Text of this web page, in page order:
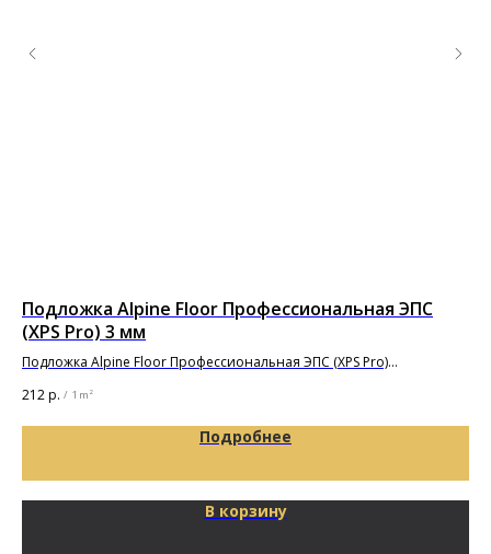
Подложка Alpine Floor Профессиональная ЭПС
(XPS Pro) 3 мм
Подложка Alpine Floor Профессиональная ЭПС (XPS Pro)
212р. / 1 m²
Подробнее
В корзину